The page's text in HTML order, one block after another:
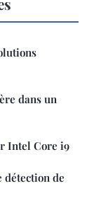
dans un
Intel Core i9
détection de